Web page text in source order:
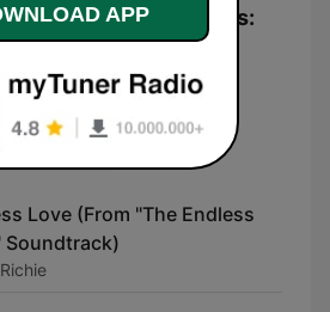
Radio El Paso Texas:
30 days
Love (From "The Endless
Soundtrack)
APP